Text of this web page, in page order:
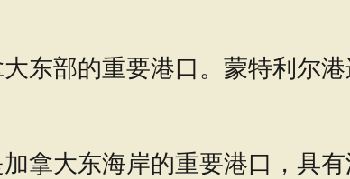
东部的重要港口。蒙特利尔
拿大东海岸的重要港口，具